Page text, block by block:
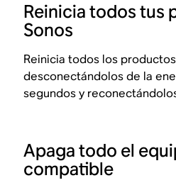
Reinicia todos tus
Sonos
Reinicia todos los
desconectándolos de la
segundos y
Apaga todo el
compatible